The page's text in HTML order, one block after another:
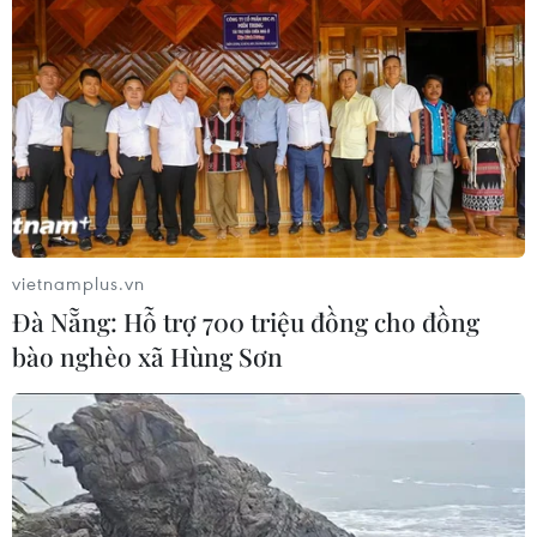
07/08/2026 01:48
Đảng Cộng hòa đề xuất dự luật trao
thêm thẩm quyền thuế quan cho ông
Trump
07/08/2026 00:33
Cựu Giám đốc Viện Quốc gia về Dị
ứng của Mỹ bị buộc tội khinh thường
Quốc hội
07/08/2026 00:25
Mexico triển khai hàng nghìn binh sỹ
bảo vệ các vùng trồng bơ trọng điểm
vietnamplus.vn
Đà Nẵng: Hỗ trợ 700 triệu đồng cho đồng
bào nghèo xã Hùng Sơn